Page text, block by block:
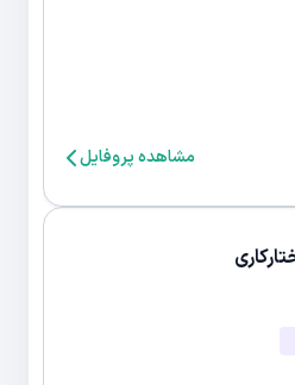
مشاهده پروفایل